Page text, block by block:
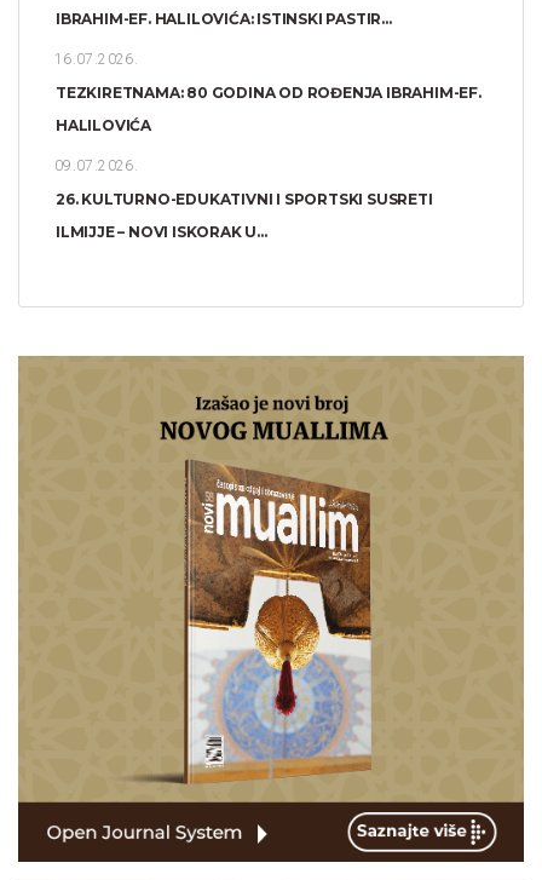
IBRAHIM-EF. HALILOVIĆA: ISTINSKI PASTIR...
16.07.2026.
TEZKIRETNAMA: 80 GODINA OD ROĐENJA IBRAHIM-EF.
HALILOVIĆA
09.07.2026.
26. KULTURNO-EDUKATIVNI I SPORTSKI SUSRETI
ILMIJJE – NOVI ISKORAK U...